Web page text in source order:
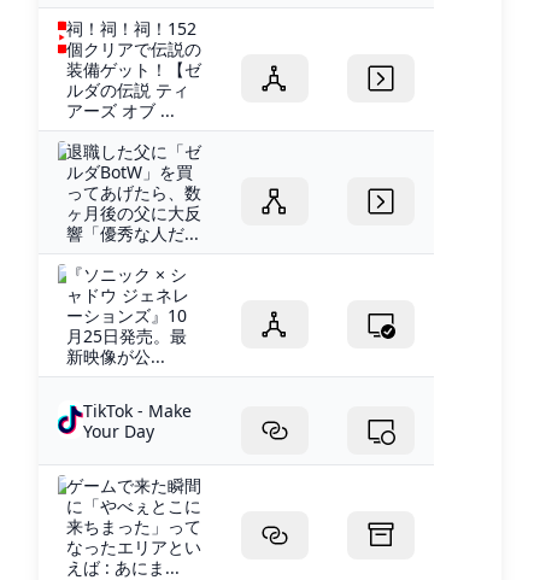
祠！祠！祠！152
個クリアで伝説の
装備ゲット！【ゼ
ルダの伝説 ティ
アーズ オブ ...
退職した父に「ゼ
ルダBotW」を買
ってあげたら、数
ヶ月後の父に大反
響「優秀な人だ...
『ソニック × シ
ャドウ ジェネレ
ーションズ』10
月25日発売。最
新映像が公...
TikTok - Make
Your Day
ゲームで来た瞬間
に「やべぇとこに
来ちまった」って
なったエリアとい
えば : あにま...